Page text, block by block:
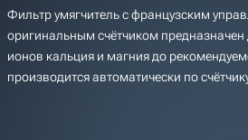
Фильтр умягчитель с французским
оригинальным счётчиком
ионов кальция и магния до
производится автоматически по